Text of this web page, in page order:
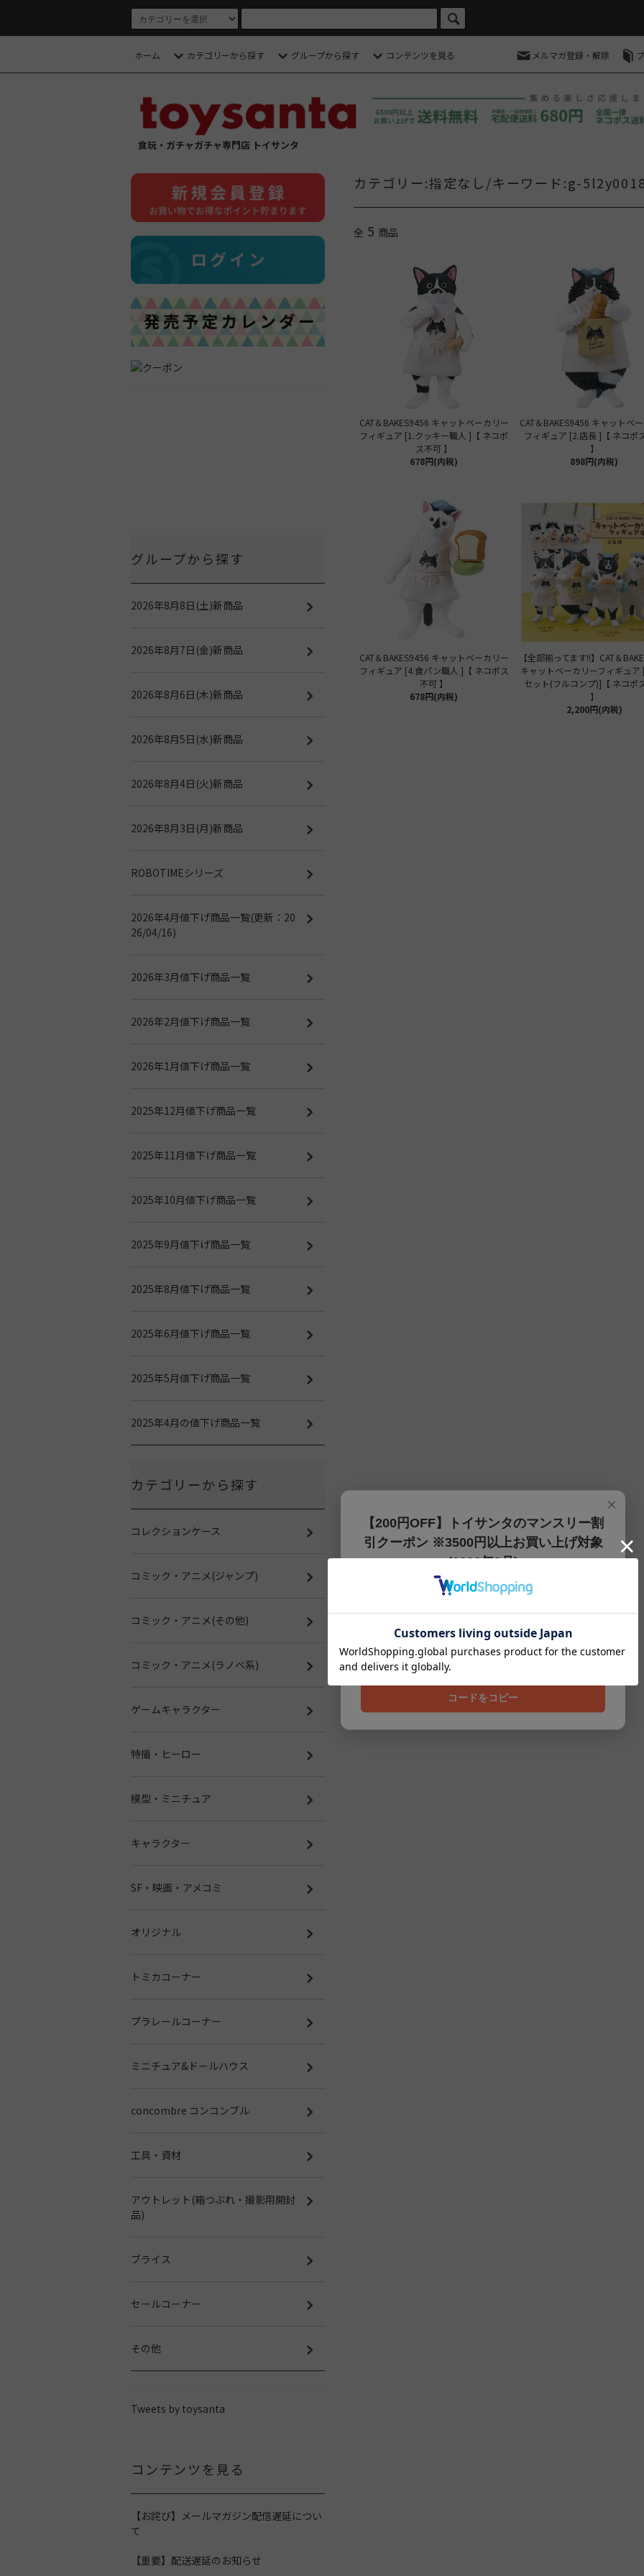
ホーム カテゴリーから探す グループから探す コンテンツを見る メルマガ登録・解除
食玩・ガチャガチャ専門店 トイサンタ
カテゴリー:指定なし/キーワード:g-
全 5 商品
CAT＆BAKES9456 キャットベーカリー
フィギュア [1.クッキー職人 ]【 ネコポ
ス不可 】
678円(内税)
CAT＆BAKES9456 キャットベ
フィギュア [2.店長 ]【 ネコポ
】
898円(内税)
CAT＆BAKES9456 キャットベーカリー
フィギュア [4.食パン職人 ]【 ネコポス
不可 】
678円(内税)
【全部揃ってます!!】CAT＆
キャットベーカリーフィギュア
セット(フルコンプ)]【 ネコポ
】
2,200円(内税)
グループから探す
2026年8月8日(土)新商品
2026年8月7日(金)新商品
2026年8月6日(木)新商品
2026年8月5日(水)新商品
2026年8月4日(火)新商品
2026年8月3日(月)新商品
ROBOTIMEシリーズ
2026年4月値下げ商品一覧(更新：20
26/04/16)
2026年3月値下げ商品一覧
2026年2月値下げ商品一覧
2026年1月値下げ商品一覧
2025年12月値下げ商品一覧
2025年11月値下げ商品一覧
2025年10月値下げ商品一覧
2025年9月値下げ商品一覧
2025年8月値下げ商品一覧
2025年6月値下げ商品一覧
2025年5月値下げ商品一覧
2025年4月の値下げ商品一覧
カテゴリーから探す
コレクションケース
コミック・アニメ(ジャンプ)
コミック・アニメ(その他)
コミック・アニメ(ラノベ系)
ゲームキャラクター
特撮・ヒーロー
模型・ミニチュア
キャラクター
SF・映画・アメコミ
オリジナル
トミカコーナー
プラレールコーナー
ミニチュア&ドールハウス
concombre コンコンブル
工具・資材
アウトレット(箱つぶれ・撮影用開封
品)
ブライス
セールコーナー
その他
Tweets by toysanta
コンテンツを見る
【お詫び】メールマガジン配信遅延につい
て
【重要】配送遅延のお知らせ
×
【200円OFF】トイサンタのマンスリー割
引クーポン ※3500円以上お買い上げ対象
(2026年8月)
【200円OFFクーポン】3500円以上お買上げでご利用可能
です!! 8月1日～8月31日まで
202608
コードをコピー